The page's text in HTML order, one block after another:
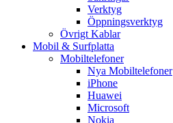
Verktyg
Öppningsverktyg
Övrigt Kablar
Mobil & Surfplatta
Mobiltelefoner
Nya Mobiltelefoner
iPhone
Huawei
Microsoft
Nokia